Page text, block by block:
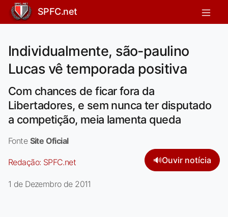
SPFC.net
Individualmente, são-paulino
Lucas vê temporada positiva
Com chances de ficar fora da
Libertadores, e sem nunca ter disputado
a competição, meia lamenta queda
Fonte Site Oficial
Redação: SPFC.net 🔊Ouvir notícia
1 de Dezembro de 2011